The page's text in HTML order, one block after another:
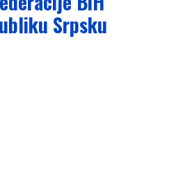
Srpsku